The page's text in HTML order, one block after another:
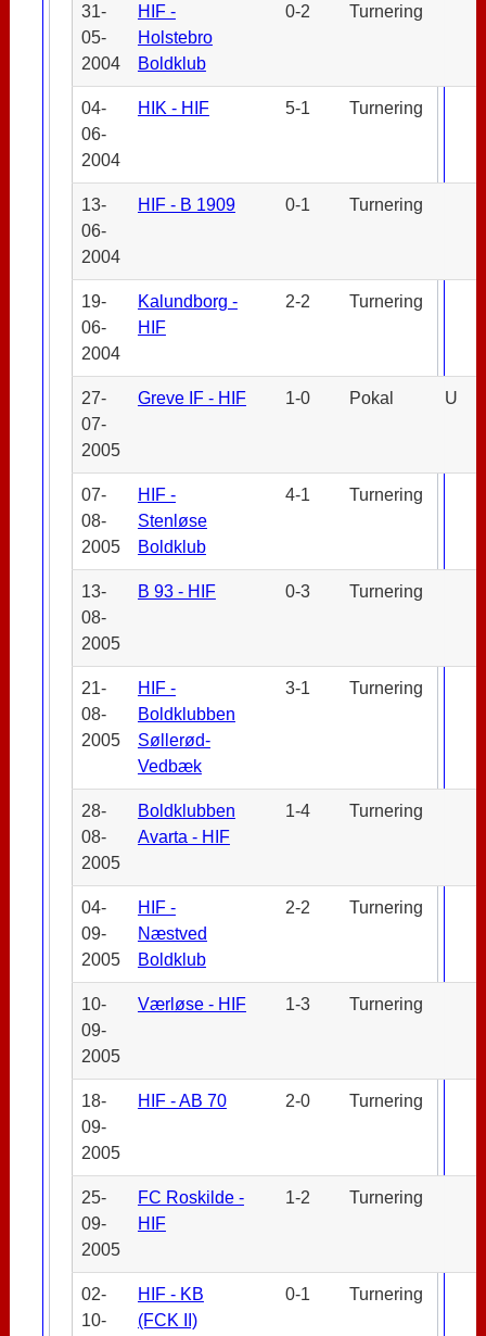
31-
05-
2004
HIF -
Holstebro
Boldklub
0-2 Turnering
04-
06-
2004
HIK - HIF 5-1 Turnering
13-
06-
2004
HIF - B 1909 0-1 Turnering
19-
06-
2004
Kalundborg -
HIF
2-2 Turnering
27-
07-
2005
Greve IF - HIF 1-0 Pokal U
07-
08-
2005
HIF -
Stenløse
Boldklub
4-1 Turnering
13-
08-
2005
B 93 - HIF 0-3 Turnering
21-
08-
2005
HIF -
Boldklubben
Søllerød-
Vedbæk
3-1 Turnering
28-
08-
2005
Boldklubben
Avarta - HIF
1-4 Turnering
04-
09-
2005
HIF -
Næstved
Boldklub
2-2 Turnering
10-
09-
2005
Værløse - HIF 1-3 Turnering
18-
09-
2005
HIF - AB 70 2-0 Turnering
25-
09-
2005
FC Roskilde -
HIF
1-2 Turnering
02-
10-
HIF - KB
(FCK II)
0-1 Turnering